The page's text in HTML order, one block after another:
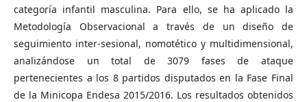
categoría infantil masculina. Para ello, se ha aplicado la
Metodología Observacional a través de un diseño de
seguimiento inter-sesional, nomotético y multidimensional,
analizándose un total de 3079 fases de ataque
pertenecientes a los 8 partidos disputados en la Fase Final
de la Minicopa Endesa 2015/2016. Los resultados obtenidos